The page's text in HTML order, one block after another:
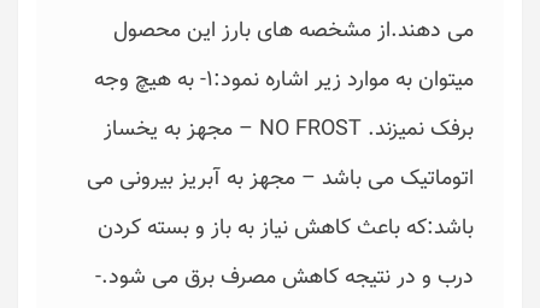
می دهند.از مشخصه های بارز این محصول
میتوان به موارد زیر اشاره نمود:1- به هیچ وجه
برفک نمیزند. NO FROST – مجهز به یخساز
اتوماتیک می باشد – مجهز به آبریز بیرونی می
باشد:که باعث کاهش نیاز به باز و بسته کردن
درب و در نتیجه کاهش مصرف برق می شود.-